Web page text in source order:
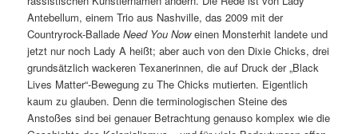
Antebellum, einem Trio aus Nashville, das 2009 mit der
Countryrock-BalladeNeed You Noweinen Monsterhit landete und
jetzt nur noch Lady A heißt; aber auch von den Dixie Chicks, drei
grundsätzlich wackeren Texanerinnen, die auf Druck der „Black
Lives Matter“-Bewegung zu The Chicks mutierten. Eigentlich
kaum zu glauben. Denn die terminologischen Steine des
Anstoßes sind bei genauer Betrachtung genauso komplex wie die